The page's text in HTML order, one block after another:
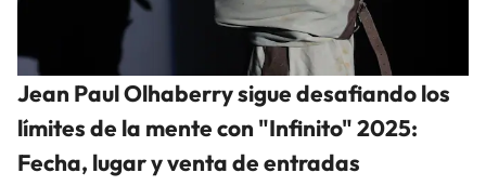
Jean Paul Olhaberry sigue desafiando los
límites de la mente con "Infinito" 2025:
Fecha, lugar y venta de entradas